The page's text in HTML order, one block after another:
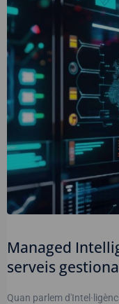
Managed
serveis
Quan parlem